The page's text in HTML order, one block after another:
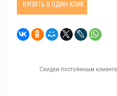
КУПИТЬ В ОДИН КЛИК
Скидки постоянным